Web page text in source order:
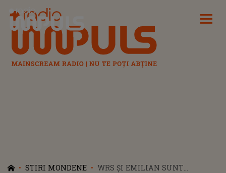
Radio Impuls
STIRI MONDENE
WRS ȘI EMILIAN SUNT